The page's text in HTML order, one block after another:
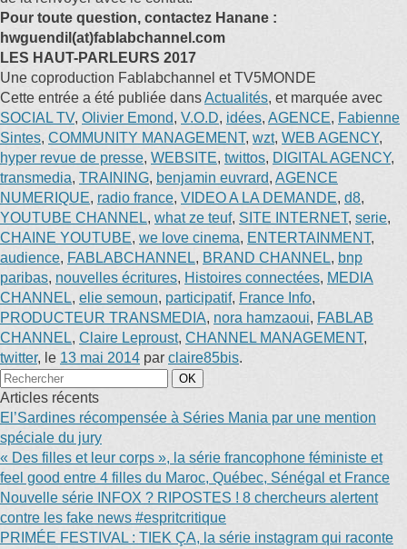
Pour toute question, contactez Hanane :
hwguendil(at)fablabchannel.com
LES HAUT-PARLEURS 2017
Une coproduction Fablabchannel et TV5MONDE
Cette entrée a été publiée dansActualités, et marquée avec
SOCIAL TV, Olivier Emond, V.O.D, idées, AGENCE, Fabienne
Sintes, COMMUNITY MANAGEMENT, wzt, WEB AGENCY,
hyper revue de presse, WEBSITE, twittos, DIGITAL AGENCY,
transmedia, TRAINING, benjamin euvrard, AGENCE
NUMERIQUE, radio france, VIDEO A LA DEMANDE, d8,
YOUTUBE CHANNEL, what ze teuf, SITE INTERNET, serie,
CHAINE YOUTUBE, we love cinema, ENTERTAINMENT,
audience, FABLABCHANNEL, BRAND CHANNEL, bnp
paribas, nouvelles écritures, Histoires connectées, MEDIA
CHANNEL, elie semoun, participatif, France Info,
PRODUCTEUR TRANSMEDIA, nora hamzaoui, FABLAB
CHANNEL, Claire Leproust, CHANNEL MANAGEMENT,
twitter, le 13 mai 2014 par claire85bis.
Articles récents
El’Sardines récompensée à Séries Mania par une mention
spéciale du jury
« Des filles et leur corps », la série francophone féministe et
feel good entre 4 filles du Maroc, Québec, Sénégal et France
Nouvelle série INFOX ? RIPOSTES ! 8 chercheurs alertent
contre les fake news #espritcritique
PRIMÉE FESTIVAL : TIEK ÇA, la série instagram qui raconte